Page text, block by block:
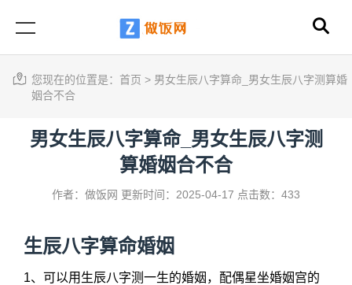
您现在的位置是： 首页 > 男女生辰八字算命_男女生辰八字测算婚
姻合不合
男女生辰八字算命_男女生辰八字测
算婚姻合不合
作者：做饭网 更新时间：2025-04-17 点击数：433
生辰八字算命婚姻
1、可以用生辰八字测一生的婚姻，配偶星坐婚姻宫的